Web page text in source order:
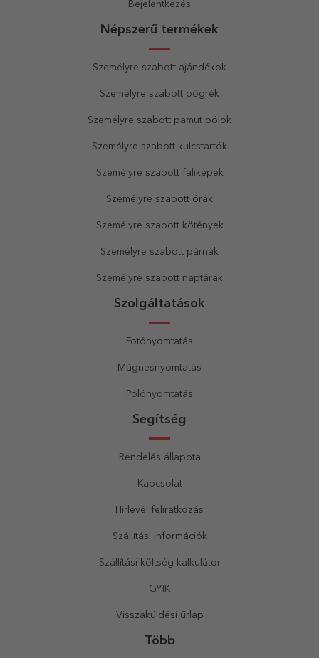
Bejelentkezés
Népszerű termékek
Személyre szabott ajándékok
Személyre szabott bögrék
Személyre szabott pamut pólók
Személyre szabott kulcstartók
Személyre szabott faliképek
Személyre szabott órák
Személyre szabott kötények
Személyre szabott párnák
Személyre szabott naptárak
Szolgáltatások
Fotónyomtatás
Mágnesnyomtatás
Pólónyomtatás
Segítség
Rendelés állapota
Kapcsolat
Hírlevél feliratkozás
Szállítási információk
Szállítási költség kalkulátor
GYIK
Visszaküldési űrlap
Több